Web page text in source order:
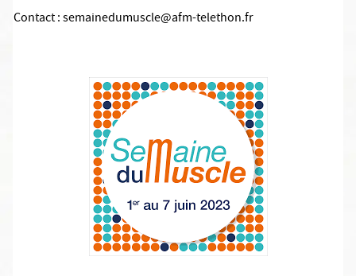
Contact : semainedumuscle@afm-telethon.fr